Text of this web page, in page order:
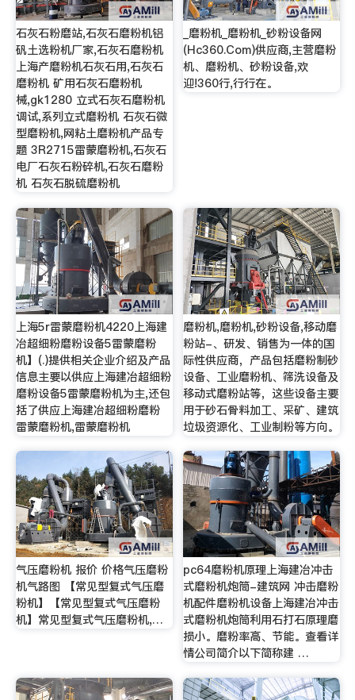
石灰石粉磨站,石灰石磨粉机铝
矾土选粉机厂家,石灰石磨粉机
上海产磨粉机石灰石用,石灰石
磨粉机 矿用石灰石磨粉机
械,gk1280 立式石灰石磨粉机
调试,系列立式磨粉机 石灰石微
型磨粉机,网粘土磨粉机产品专
题 3R2715雷蒙磨粉机,石灰石
电厂石灰石粉碎机,石灰石磨粉
机 石灰石脱硫磨粉机
_磨粉机_磨粉机_砂粉设备网
(Hc360.Com)供应商,主营磨粉
机、磨粉机、砂粉设备,欢
迎!360行,行行在。
上海5r雷蒙磨粉机4220上海建
冶超细粉磨粉设备5雷蒙磨粉
机】(.)提供相关企业介绍及产品
信息主要以供应上海建冶超细粉
磨粉设备5雷蒙磨粉机为主,还包
括了供应上海建冶超细粉磨粉
雷蒙磨粉机,雷蒙磨粉机
磨粉机,磨粉机,砂粉设备,移动磨
粉站-、研发、销售为一体的国
际性供应商，产品包括磨粉制砂
设备、工业磨粉机、筛洗设备及
移动式磨粉站等，这些设备主要
用于砂石骨料加工、采矿、建筑
垃圾资源化、工业制粉等方向。
气压磨粉机 报价 价格气压磨粉
机气路图 【常见型复式气压磨
粉机】【常见型复式气压磨粉
机】常见型复式气压磨粉机,…
pc64磨粉机原理上海建冶冲击
式磨粉机炮筒-建筑网 冲击磨粉
机配件磨粉机设备上海建冶冲击
式磨粉机炮筒利用石打石原理磨
损小。磨粉率高、节能。查看详
情公司简介以下简称建 …